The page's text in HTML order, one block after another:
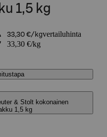
1,5 kg
33,30 €/kgvertailuhinta
33,30 €/kg
& Stolt kokonainen
1,5 kg